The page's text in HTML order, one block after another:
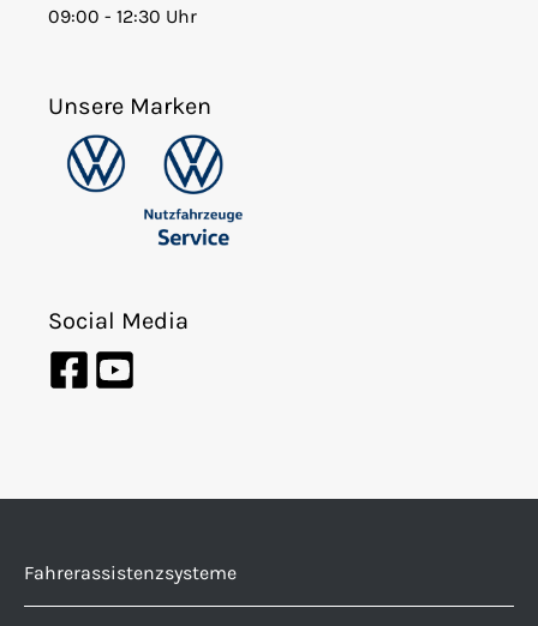
09:00 - 12:30 Uhr
Unsere Marken
Social Media
Fahrerassistenzsysteme